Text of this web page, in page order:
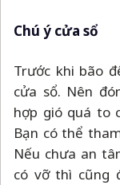
Chú ý cửa sổ
Trước khi bão
cửa sổ. Nên
hợp gió quá to
Bạn có thể
Nếu chưa an
có vỡ thì cũng